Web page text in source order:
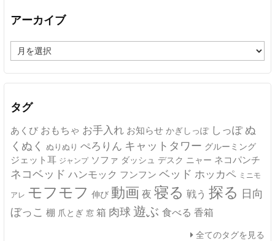
アーカイブ
ー
カ
イ
タグ
あくび おもちゃ お手入れ お知らせ かぎしっぽ しっぽ ぬ
くぬく ぬりぬり ぺろりん キャットタワー グルーミング
ジェット耳 ジャンプ ソファ ダッシュ デスク ニャー ネコパンチ
ネコベッド ハンモック フンフン ベッド ホッカペ ミニモ
アレ モフモフ 伸び 動画 夜 寝る 戦う 探る 日向
ぼっこ 棚 爪とぎ 窓 箱 肉球 遊ぶ 食べる 香箱
全てのタグを見る